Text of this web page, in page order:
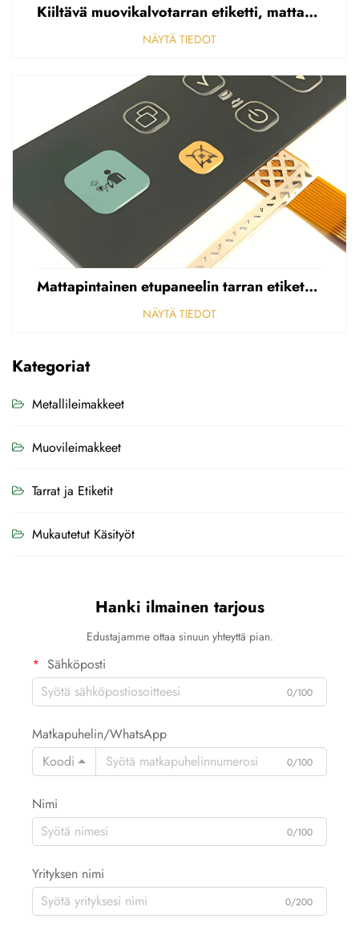
Kiiltävä muovikalvotarran etiketti, mattapintainen etupaneelin tarran etiketti, korostettu polycarbonaattipäällys
NÄYTÄ TIEDOT
Mattapintainen etupaneelin tarran etiketti, reikäinen sumea, 0,25 mm paksuinen polycarbonaatti-/PVC-tarran etiketti
NÄYTÄ TIEDOT
Kategoriat
Metallileimakkeet
Muovileimakkeet
Tarrat ja Etiketit
Mukautetut Käsityöt
Hanki ilmainen tarjous
Edustajamme ottaa sinuun yhteyttä pian.
Sähköposti
0/100
Matkapuhelin/WhatsApp
Koodi
0/100
Nimi
0/100
Yrityksen nimi
0/200